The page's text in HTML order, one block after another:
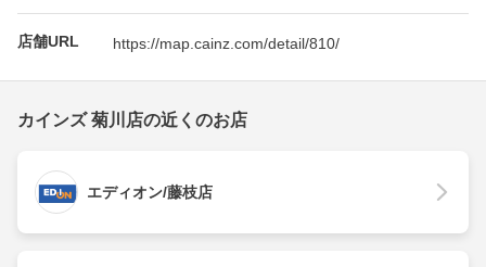
店舗URL https://map.cainz.com/detail/810/
カインズ 菊川店の近くのお店
エディオン/藤枝店